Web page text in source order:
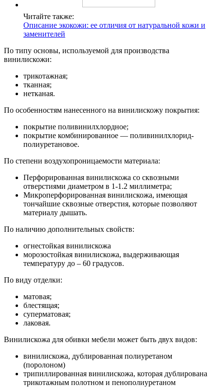
Читайте также:
Описание экокожи: ее отличия от натуральной кожи и
заменителей
По типу основы, используемой для производства
винилискожи:
трикотажная;
тканная;
нетканая.
По особенностям нанесенного на винилискожу покрытия:
покрытие поливинилхлордное;
покрытие комбинированное — поливинилхлорид-
полиуретановое.
По степени воздухопроницаемости материала:
Перфорированная винилискожа со сквозными
отверстиями диаметром в 1-1.2 миллиметра;
Микроперфорированная винилискожа, имеющая
тончайшие сквозные отверстия, которые позволяют
материалу дышать.
По наличию дополнительных свойств:
огнестойкая винилискожа
морозостойкая винилискожа, выдерживающая
температуру до – 60 градусов.
По виду отделки:
матовая;
блестящая;
суперматовая;
лаковая.
Винилискожа для обивки мебели может быть двух видов:
винилискожа, дублированная полиуретаном
(поролоном)
трипиллированная винилискожа, которая дублирована
трикотажным полотном и пенополиуретаном